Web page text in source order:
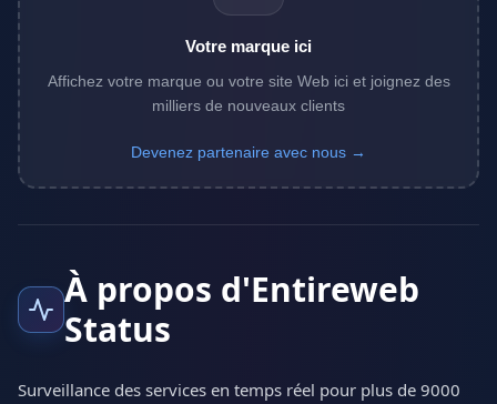
Votre marque ici
Affichez votre marque ou votre site Web ici et joignez des
milliers de nouveaux clients
Devenez partenaire avec nous →
À propos d'Entireweb
Status
Surveillance des services en temps réel pour plus de 9000